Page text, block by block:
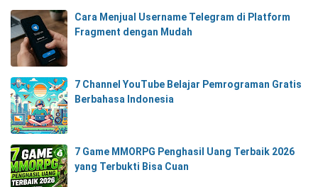
Cara Menjual Username Telegram di Platform
Fragment dengan Mudah
7 Channel YouTube Belajar Pemrograman Gratis
Berbahasa Indonesia
7 Game MMORPG Penghasil Uang Terbaik 2026
yang Terbukti Bisa Cuan